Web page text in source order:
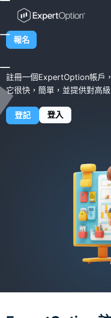
報名
ExpertOption 註冊
註冊一個ExpertOption帳戶
它很快，簡單，並提供對高
登記 登入